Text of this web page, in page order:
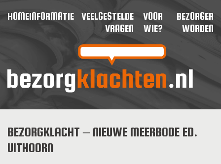
HOMEINFORMATIE
VEELGESTELDE
VRAGEN
VOOR
WIE?
BEZORGER
WORDEN
BEZORGKLACHT – NIEUWE MEERBODE ED.
UITHOORN